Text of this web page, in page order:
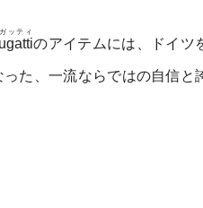
ッティ
のアイテムには、ドイツ
た、一流ならではの自信と